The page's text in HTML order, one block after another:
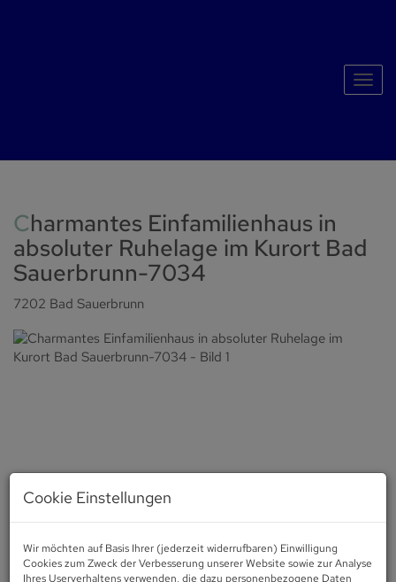
Charmantes Einfamilienhaus in
absoluter Ruhelage im Kurort Bad
Sauerbrunn-7034
7202 Bad Sauerbrunn
Cookie Einstellungen
Wir möchten auf Basis Ihrer (jederzeit widerrufbaren) Einwilligung
Cookies zum Zweck der Verbesserung unserer Website sowie zur Analyse
Ihres Userverhaltens verwenden, die dazu personenbezogene Daten